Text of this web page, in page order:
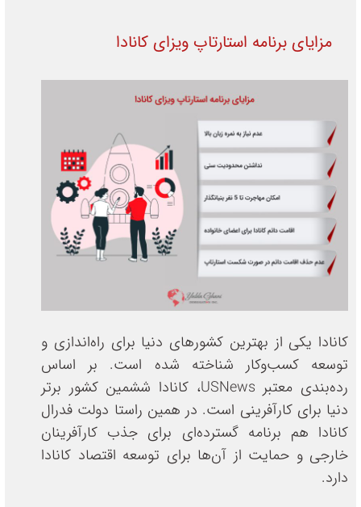
مزایای برنامه استارتاپ ویزای کانادا
کانادا یکی از بهترین کشورهای دنیا برای راه‌اندازی و
توسعه کسب‌وکار شناخته شده است. بر اساس
رده‌بندی معتبر USNews، کانادا ششمین کشور برتر
دنیا برای کارآفرینی است. در همین راستا دولت فدرال
کانادا هم برنامه گسترده‌ای برای جذب کارآفرینان
خارجی و حمایت از آن‌ها برای توسعه اقتصاد کانادا
دارد.